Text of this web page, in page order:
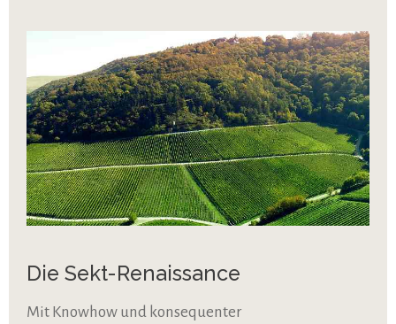
Die Sekt-Renaissance
Mit Knowhow und konsequenter